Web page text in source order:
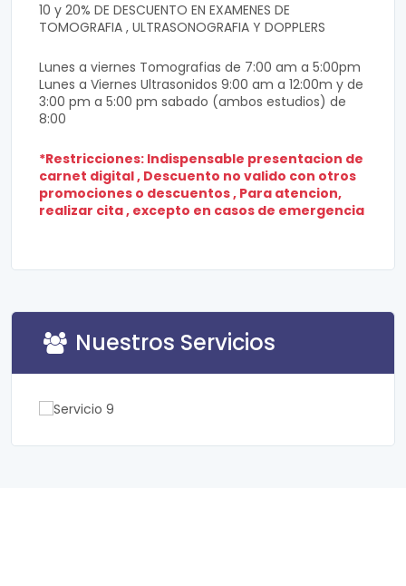
10 y 20% DE DESCUENTO EN EXAMENES DE
TOMOGRAFIA , ULTRASONOGRAFIA Y DOPPLERS
Lunes a viernes Tomografias de 7:00 am a 5:00pm
Lunes a Viernes Ultrasonidos 9:00 am a 12:00m y de
3:00 pm a 5:00 pm sabado (ambos estudios) de
8:00
*Restricciones: Indispensable presentacion de
carnet digital , Descuento no valido con otros
promociones o descuentos , Para atencion,
realizar cita , excepto en casos de emergencia
Nuestros Servicios